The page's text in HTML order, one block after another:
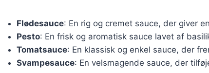
Flødesauce: En rig og cremet sauce, der giver
Pesto: En frisk og aromatisk sauce lavet af
Tomatsauce: En klassisk og enkel sauce, der
Svampesauce: En velsmagende sauce, der